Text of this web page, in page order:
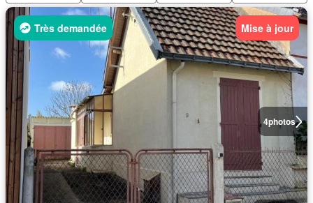
4photos
Très demandée Mise à jour